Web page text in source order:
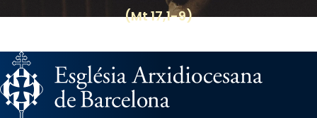
(Mt 17,1-9)